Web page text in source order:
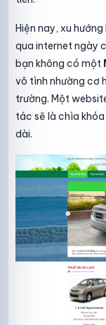
Hiện nay, xu
qua internet ngày
bạn không có một
vô tình nhường cơ
trường. Một
tác sẽ là chìa
dài.